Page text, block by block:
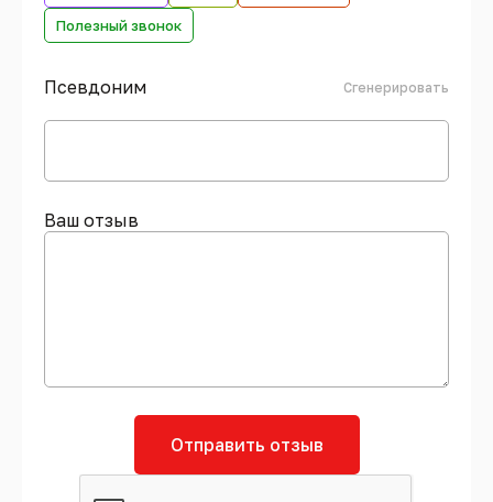
Полезный звонок
Псевдоним Сгенерировать
Ваш отзыв
Отправить отзыв